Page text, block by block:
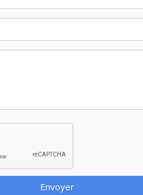
Envoyer